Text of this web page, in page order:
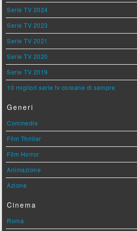
Serie TV 2024
Serie TV 2023
Serie TV 2021
Serie TV 2020
Serie TV 2019
10 migliori serie tv coreane di sempre
Generi
Commedie
Film Thriller
Film Horror
Animazione
Azione
Cinema
Roma